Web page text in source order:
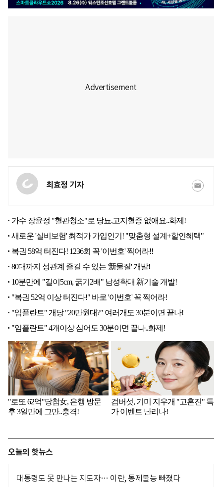
최효정 기자
오늘의 핫뉴스
대통령도 못 만나는 지도자… 이란, 통제불능 빠졌다